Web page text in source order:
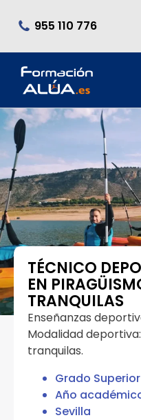
955 110 776
TÉCNICO
EN
TRANQUILAS
Enseñanzas
Modalidad
tranquilas.
Grado Superior
Año
Sevilla